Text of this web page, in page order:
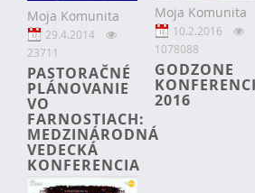
Moja Komunita
29.4.2014
23711
PASTORAČNÉ
PLÁNOVANIE
VO
FARNOSTIACH:
MEDZINÁRODNÁ
VEDECKÁ
KONFERENCIA
Moja Komunita
10.2.2016
1078088
GODZONE
2016